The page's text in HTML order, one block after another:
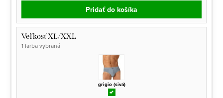
Pridať do košíka
Veľkosť XL/XXL
1 farba vybraná
grigio (sivá)